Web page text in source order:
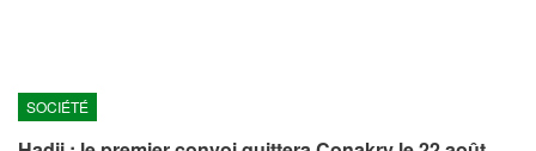
SOCIÉTÉ